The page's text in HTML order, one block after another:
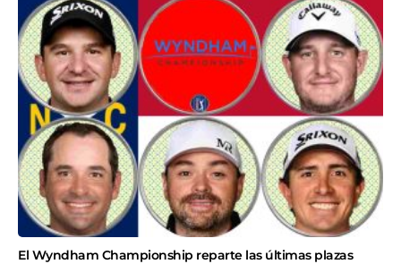
El Wyndham Championship reparte las últimas plazas